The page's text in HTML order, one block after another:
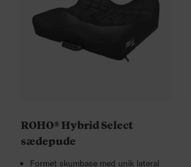
ROHO® Hybrid Select
sædepude
Formet skumbase med unik lateral